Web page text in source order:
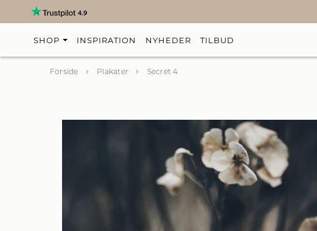
SHOP INSPIRATION NYHEDER TILBUD
Forside Plakater Secret 4